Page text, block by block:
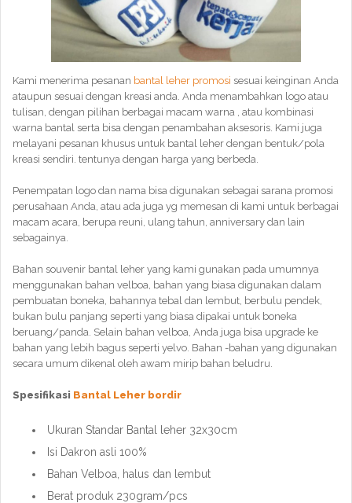
Kami menerima pesanan bantal leher promosi sesuai keinginan Anda
ataupun sesuai dengan kreasi anda. Anda menambahkan logo atau
tulisan, dengan pilihan berbagai macam warna , atau kombinasi
warna bantal serta bisa dengan penambahan aksesoris. Kami juga
melayani pesanan khusus untuk bantal leher dengan bentuk/pola
kreasi sendiri. tentunya dengan harga yang berbeda.
Penempatan logo dan nama bisa digunakan sebagai sarana promosi
perusahaan Anda, atau ada juga yg memesan di kami untuk berbagai
macam acara, berupa reuni, ulang tahun, anniversary dan lain
sebagainya.
Bahan souvenir bantal leher yang kami gunakan pada umumnya
menggunakan bahan velboa, bahan yang biasa digunakan dalam
pembuatan boneka, bahannya tebal dan lembut, berbulu pendek,
bukan bulu panjang seperti yang biasa dipakai untuk boneka
beruang/panda. Selain bahan velboa, Anda juga bisa upgrade ke
bahan yang lebih bagus seperti yelvo. Bahan -bahan yang digunakan
secara umum dikenal oleh awam mirip bahan beludru.
Spesifikasi Bantal Leher bordir
Ukuran Standar Bantal leher 32x30cm
Isi Dakron asli 100%
Bahan Velboa, halus dan lembut
Berat produk 230gram/pcs